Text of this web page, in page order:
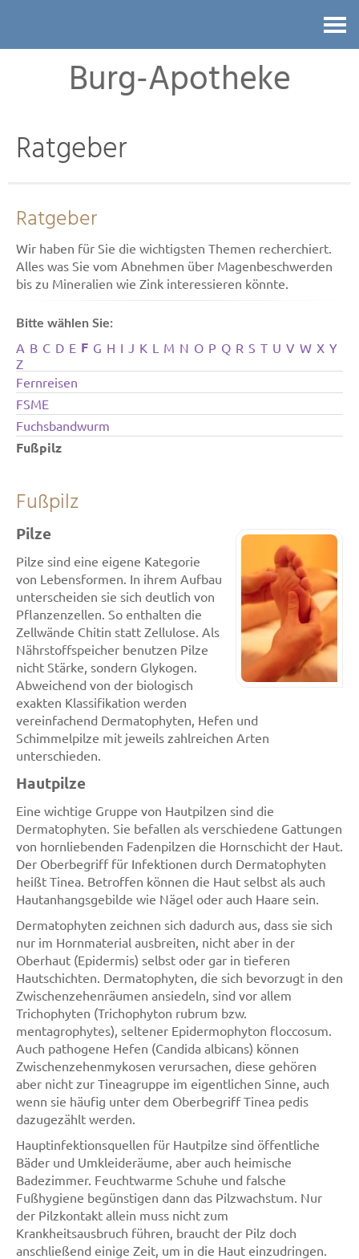
Burg-Apotheke
Ratgeber
Ratgeber
Wir haben für Sie die wichtigsten Themen recherchiert.
Alles was Sie vom Abnehmen über Magenbeschwerden
bis zu Mineralien wie Zink interessieren könnte.
Bitte wählen Sie:
A B C D E F G H I J K L M N O P Q R S T U V W X Y
Z
Fernreisen
FSME
Fuchsbandwurm
Fußpilz
Fußpilz
Pilze
Pilze sind eine eigene Kategorie
von Lebensformen. In ihrem Aufbau
unterscheiden sie sich deutlich von
Pflanzenzellen. So enthalten die
Zellwände Chitin statt Zellulose. Als
Nährstoffspeicher benutzen Pilze
nicht Stärke, sondern Glykogen.
Abweichend von der biologisch
exakten Klassifikation werden
vereinfachend Dermatophyten, Hefen und
Schimmelpilze mit jeweils zahlreichen Arten
unterschieden.
Hautpilze
Eine wichtige Gruppe von Hautpilzen sind die
Dermatophyten. Sie befallen als verschiedene Gattungen
von hornliebenden Fadenpilzen die Hornschicht der Haut.
Der Oberbegriff für Infektionen durch Dermatophyten
heißt Tinea. Betroffen können die Haut selbst als auch
Hautanhangsgebilde wie Nägel oder auch Haare sein.
Dermatophyten zeichnen sich dadurch aus, dass sie sich
nur im Hornmaterial ausbreiten, nicht aber in der
Oberhaut (Epidermis) selbst oder gar in tieferen
Hautschichten. Dermatophyten, die sich bevorzugt in den
Zwischenzehenräumen ansiedeln, sind vor allem
Trichophyten (Trichophyton rubrum bzw.
mentagrophytes), seltener Epidermophyton floccosum.
Auch pathogene Hefen (Candida albicans) können
Zwischenzehenmykosen verursachen, diese gehören
aber nicht zur Tineagruppe im eigentlichen Sinne, auch
wenn sie häufig unter dem Oberbegriff Tinea pedis
dazugezählt werden.
Hauptinfektionsquellen für Hautpilze sind öffentliche
Bäder und Umkleideräume, aber auch heimische
Badezimmer. Feuchtwarme Schuhe und falsche
Fußhygiene begünstigen dann das Pilzwachstum. Nur
der Pilzkontakt allein muss nicht zum
Krankheitsausbruch führen, braucht der Pilz doch
anschließend einige Zeit, um in die Haut einzudringen.